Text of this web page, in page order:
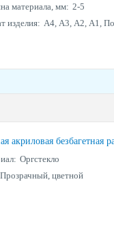
материала, мм: 2-5
изделия: А4, А3, А2, А1,
акриловая безбагетная
Оргстекло
Прозрачный, цветной